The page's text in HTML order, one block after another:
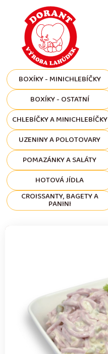
BOXÍKY - MINICHLEBÍČKY
BOXÍKY - OSTATNÍ
CHLEBÍČKY A MINICHLEBÍČKY
UZENINY A POLOTOVARY
POMAZÁNKY A SALÁTY
HOTOVÁ JÍDLA
CROISSANTY, BAGETY A
PANINI